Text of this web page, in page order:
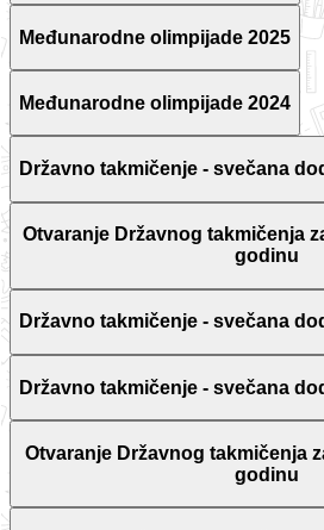
Međunarodne olimpijade 2025
Međunarodne olimpijade 2024
Državno takmičenje - svečana
Otvaranje Državnog takmičenja
godinu
Državno takmičenje - svečana
Državno takmičenje - svečana
Otvaranje Državnog takmičenja
godinu